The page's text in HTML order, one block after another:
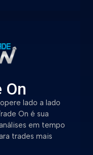
On
lado a lado
On é sua
em tempo
trades mais